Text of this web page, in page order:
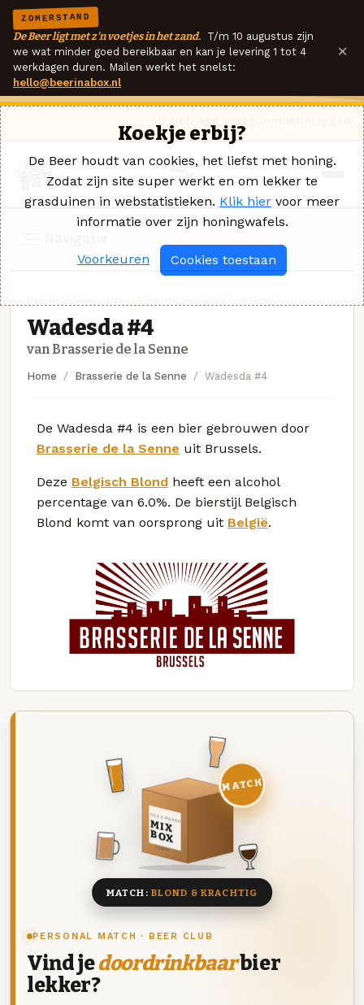
ZOMERSTAND
De Beer ligt met z'n voetjes in het zand. T/m 10 augustus zijn
we wat minder goed bereikbaar en kan je levering 1 tot 4
werkdagen duren. Mailen werkt het snelst:
hello@beerinabox.nl
×
Wadesda #4
van Brasserie de la Senne
Home Brasserie de la Senne Wadesda #4
De Wadesda #4 is een bier gebrouwen door
Brasserie de la Senne uit Brussels.
Deze Belgisch Blond heeft een alcohol
percentage van 6.0%. De bierstijl Belgisch
Blond komt van oorsprong uit België.
PERSONAL MATCH · BEER CLUB
Vind jedoordrinkbaarbier
lekker?
DEZE MAAND
MIX
BOX
8 BIEREN
MATCH
MATCH: BLOND & KRACHTIG
Koekje erbij?
De Beer houdt van cookies, het liefst met honing.
Zodat zijn site super werkt en om lekker te
grasduinen in webstatistieken. Klik hier voor meer
informatie over zijn honingwafels.
Voorkeuren Cookies toestaan